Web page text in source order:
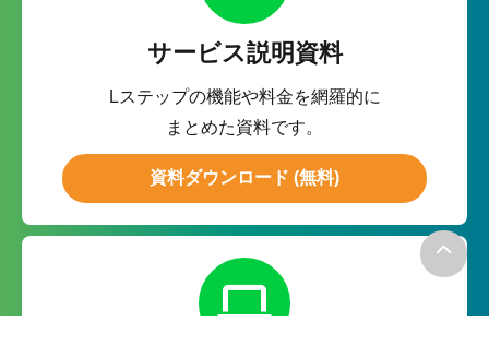
サービス説明資料
Lステップの機能や料金を網羅的に
まとめた資料です。
資料ダウンロード (無料)